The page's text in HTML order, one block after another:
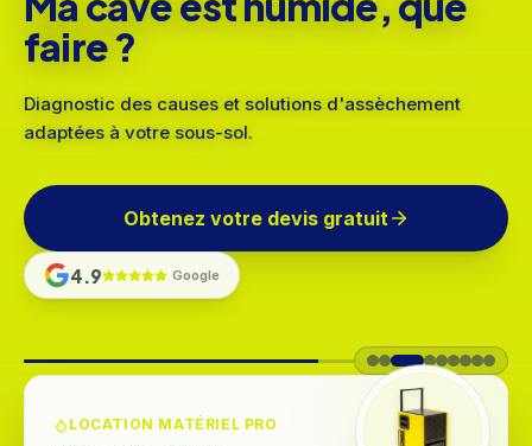
sinistre humidité
Interventions rapides pour limiter les dommages et
sécuriser votre logement.
Obtenez votre devis gratuit
4.9 Google
LOCATION MATÉRIEL PRO